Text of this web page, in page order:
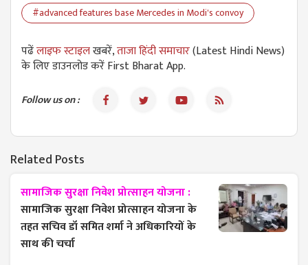
#advanced features base Mercedes in Modi's convoy
पढेंलाइफ स्टाइलखबरें,ताजा हिंदी समाचार(Latest Hindi News)
के लिए डाउनलोड करें First Bharat App.
Follow us on :
Related Posts
सामाजिक सुरक्षा निवेश प्रोत्साहन योजना :
सामाजिक सुरक्षा निवेश प्रोत्साहन योजना के
तहत सचिव डॉ समित शर्मा ने ​अधिकारियों के
साथ की चर्चा